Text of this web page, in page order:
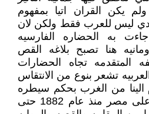
يكن القران اتيا بمفهوم
ليس للعرب فقط ولكن لان
به الحضاره الفارسيه
هنا تصبح بلاغه القص
المتقدمه تجاه الحضارات
تشعر بنوع من الانتقاس
الينا من الغرب بحكم سيطره
نموذج التفكير الانجليزي على مصر منذ عام 1882 حتى